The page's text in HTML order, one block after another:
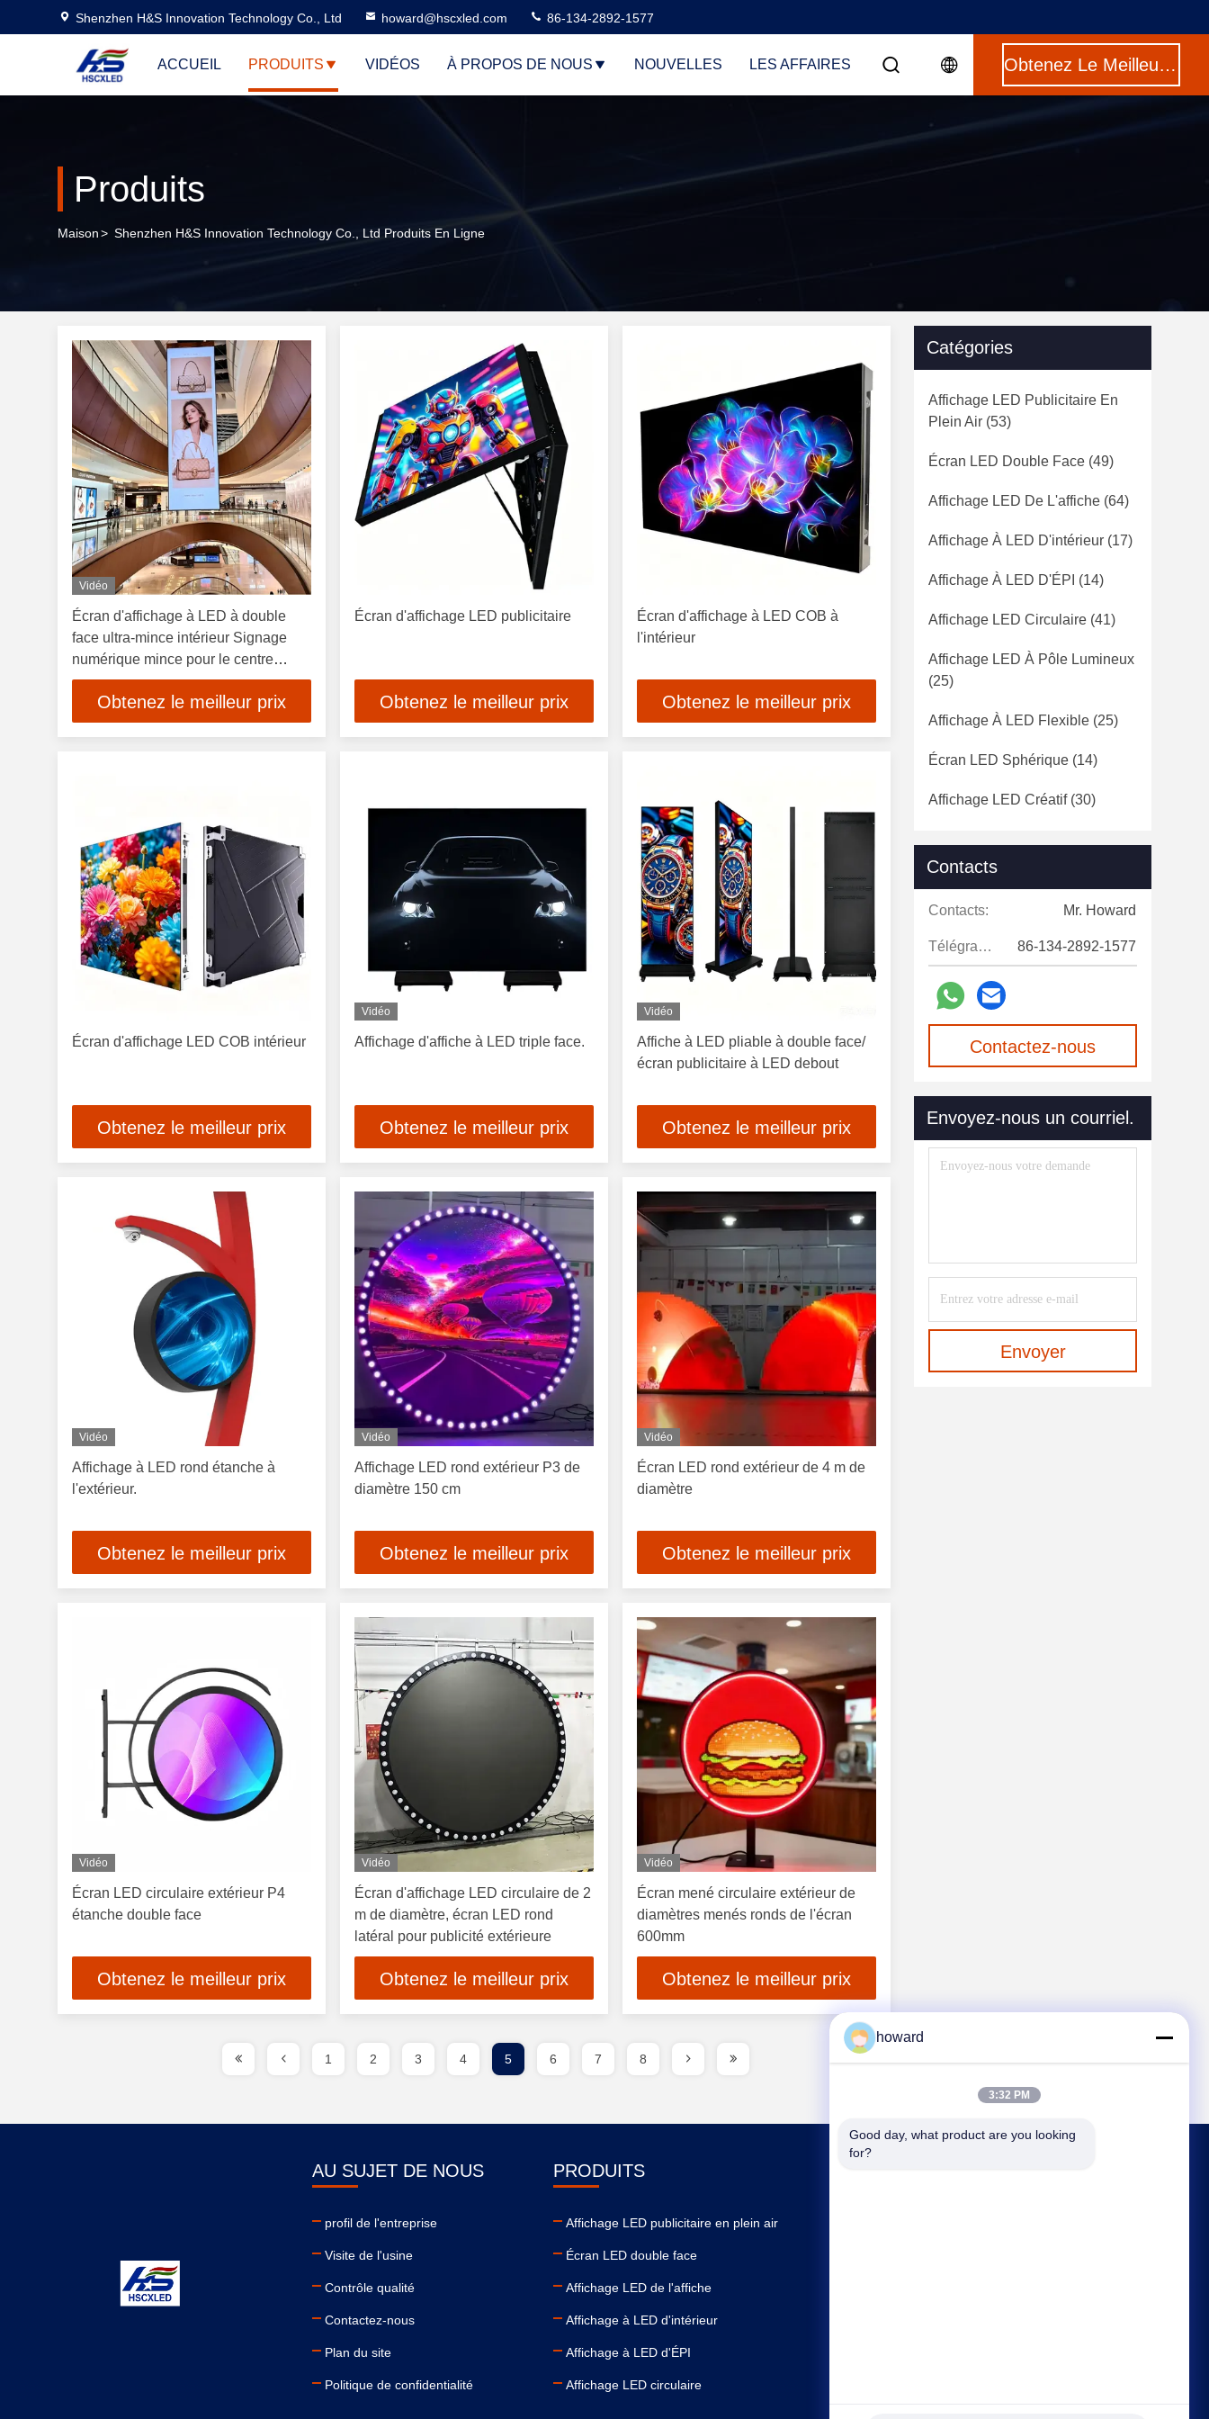
Shenzhen H&S Innovation Technology Co., Ltd howard@hscxled.com 86-134-2892-1577
ACCUEIL PRODUITS VIDÉOS À PROPOS DE NOUS NOUVELLES LES AFFAIRES Obtenez Le Meilleur Prix
Produits
Maison> Shenzhen H&S Innovation Technology Co., Ltd Produits En Ligne
Vidéo
Écran d'affichage à LED à double
face ultra-mince intérieur Signage
numérique mince pour le centre
commercial et l'aéroport
Obtenez le meilleur prix
Écran d'affichage LED publicitaire
Obtenez le meilleur prix
Écran d'affichage à LED COB à
l'intérieur
Obtenez le meilleur prix
Écran d'affichage LED COB intérieur
Obtenez le meilleur prix
Vidéo
Affichage d'affiche à LED triple face.
Obtenez le meilleur prix
Vidéo
Affiche à LED pliable à double face/
écran publicitaire à LED debout
Obtenez le meilleur prix
Vidéo
Affichage à LED rond étanche à
l'extérieur.
Obtenez le meilleur prix
Vidéo
Affichage LED rond extérieur P3 de
diamètre 150 cm
Obtenez le meilleur prix
Vidéo
Écran LED rond extérieur de 4 m de
diamètre
Obtenez le meilleur prix
Vidéo
Écran LED circulaire extérieur P4
étanche double face
Obtenez le meilleur prix
Vidéo
Écran d'affichage LED circulaire de 2
m de diamètre, écran LED rond
latéral pour publicité extérieure
Obtenez le meilleur prix
Vidéo
Écran mené circulaire extérieur de
diamètres menés ronds de l'écran
600mm
Obtenez le meilleur prix
Catégories
Affichage LED Publicitaire En
Plein Air (53)
Écran LED Double Face (49)
Affichage LED De L'affiche (64)
Affichage À LED D'intérieur (17)
Affichage À LED D'ÉPI (14)
Affichage LED Circulaire (41)
Affichage LED À Pôle Lumineux
(25)
Affichage À LED Flexible (25)
Écran LED Sphérique (14)
Affichage LED Créatif(30)
Contacts
Contacts: Mr. Howard
Télégramme: 86-134-2892-1577
Contactez-nous
Envoyez-nous un courriel.
Envoyer
1 2 3 4 5 6 7 8
AU SUJET DE NOUS
profil de l'entreprise
Visite de l'usine
Contrôle qualité
Contactez-nous
Plan du site
Politique de confidentialité
PRODUITS
Affichage LED publicitaire en plein air
Écran LED double face
Affichage LED de l'affiche
Affichage à LED d'intérieur
Affichage à LED d'ÉPI
Affichage LED circulaire
howard
3:32 PM
Good day, what product are you looking
for?